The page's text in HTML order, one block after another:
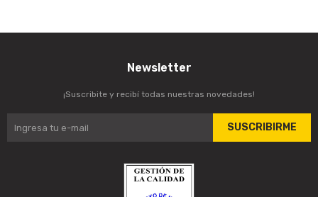
Newsletter
¡Suscribite y recibí todas nuestras novedades!
SUSCRIBIRME